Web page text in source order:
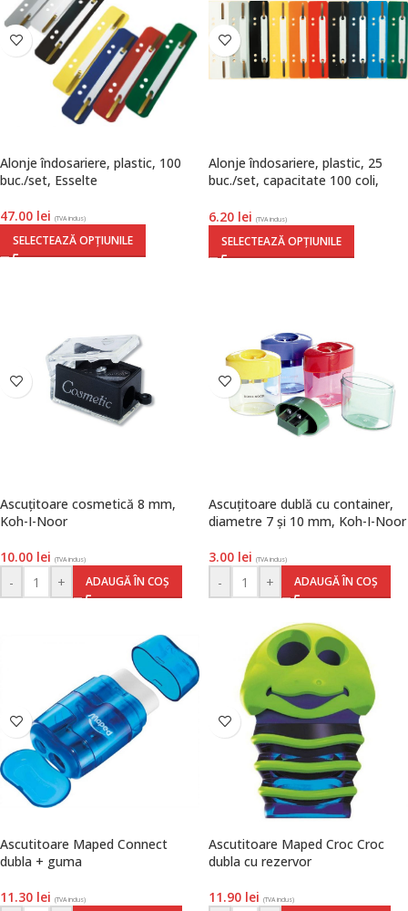
Alonje îndosariere, plastic, 100
buc./set, Esselte
47.00 lei (TVA inclus)
SELECTEAZĂ OPȚIUNILE
Alonje îndosariere, plastic, 25
buc./set, capacitate 100 coli,
6.20 lei (TVA inclus)
SELECTEAZĂ OPȚIUNILE
Ascuțitoare cosmetică 8 mm,
Koh-I-Noor
10.00 lei (TVA inclus)
- + ADAUGĂ ÎN COȘ
Ascuțitoare dublă cu container,
diametre 7 și 10 mm, Koh-I-Noor
3.00 lei (TVA inclus)
- + ADAUGĂ ÎN COȘ
Ascutitoare Maped Connect
dubla + guma
11.30 lei (TVA inclus)
Ascutitoare Maped Croc Croc
dubla cu rezervor
11.90 lei (TVA inclus)